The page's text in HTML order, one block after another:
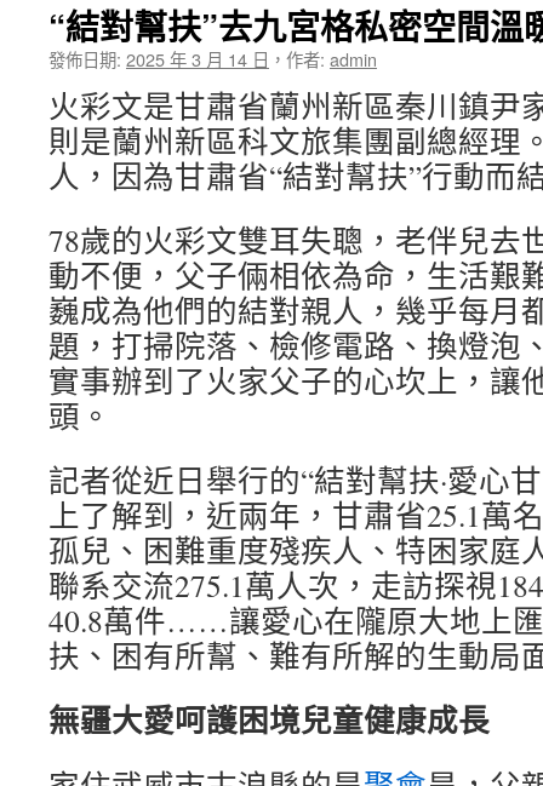
“結對幫扶”去九宮格私密空間溫
發佈日期: 2025 年 3 月 14 日 ， 作者: admin
火彩文是甘肅省蘭州新區秦川鎮尹
則是蘭州新區科文旅集團副總經理
人，因為甘肅省“結對幫扶”行動而
78歲的火彩文雙耳失聰，老伴兒去
動不便，父子倆相依為命，生活艱
巍成為他們的結對親人，幾乎每月
題，打掃院落、檢修電路、換燈泡
實事辦到了火家父子的心坎上，讓
頭。
記者從近日舉行的“結對幫扶·愛心
上了解到，近兩年，甘肅省25.1萬
孤兒、困難重度殘疾人、特困家庭
聯系交流275.1萬人次，走訪探視
40.8萬件……讓愛心在隴原大地上
扶、困有所幫、難有所解的生動局
無疆大愛呵護困境兒童健康成長